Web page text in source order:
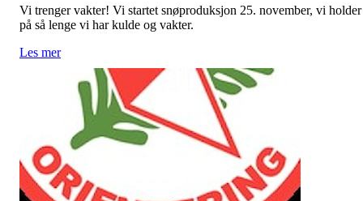
Vi trenger vakter! Vi startet snøproduksjon 25. november, vi holder
på så lenge vi har kulde og vakter.
Les mer